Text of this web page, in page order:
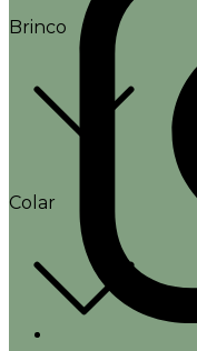
Brinco
Colar